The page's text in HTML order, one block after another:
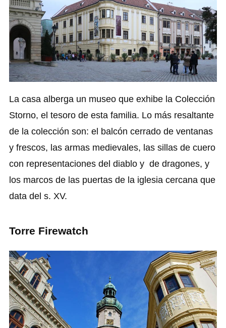
La casa alberga un museo que exhibe la Colección
Storno, el tesoro de esta familia. Lo más resaltante
de la colección son: el balcón cerrado de ventanas
y frescos, las armas medievales, las sillas de cuero
con representaciones del diablo y de dragones, y
los marcos de las puertas de la iglesia cercana que
data del s. XV.
Torre Firewatch